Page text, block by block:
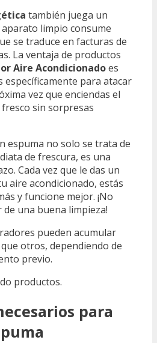
también juega un
aparato limpio consume
se traduce en facturas de
La ventaja de productos
Aire Acondicionadoes
específicamente para atacar
vez que enciendas el
sin sorpresas
espuma no solo se trata de
de frescura, es una
Cada vez que le das un
aire acondicionado, estás
y funcione mejor. ¡No
una buena limpieza!
pueden acumular
otros, dependiendo de
previo.
productos.
para